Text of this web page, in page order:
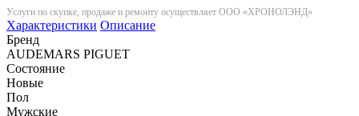
Услуги по скупке, продаже и ремонту осуществляет ООО «ХРОНОЛЭНД»
Характеристики Описание
Бренд
AUDEMARS PIGUET
Состояние
Новые
Пол
Мужские